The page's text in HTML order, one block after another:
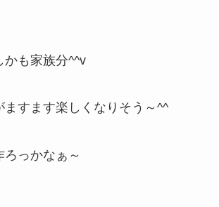
かも家族分^^v
ますます楽しくなりそう～^^
ろっかなぁ～